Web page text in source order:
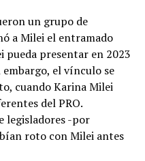
un grupo de
a Milei el entramado
presentar en 2023
el vínculo se
cuando Karina Milei
del PRO.
legisladores -por
roto con Milei antes